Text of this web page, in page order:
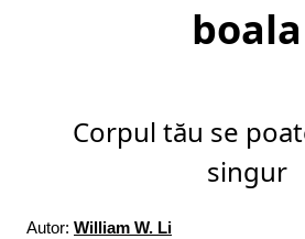
boala
Corpul tău se
singur
Autor: William W. Li